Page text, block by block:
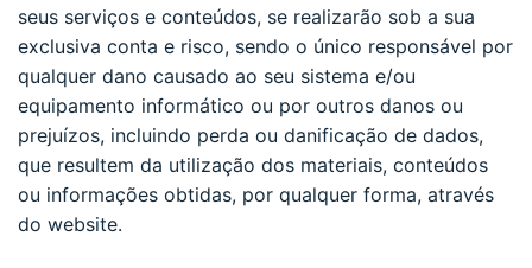
seus serviços e conteúdos, se realizarão sob a sua
exclusiva conta e risco, sendo o único responsável por
qualquer dano causado ao seu sistema e/ou
equipamento informático ou por outros danos ou
prejuízos, incluindo perda ou danificação de dados,
que resultem da utilização dos materiais, conteúdos
ou informações obtidas, por qualquer forma, através
do website.